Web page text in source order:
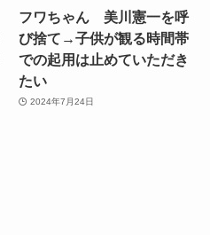
フワちゃん 美川憲一を呼
び捨て→子供が観る時間帯
での起用は止めていただき
たい
2024年7月24日